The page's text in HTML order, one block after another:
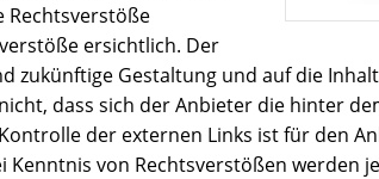
ersichtlich. Der
zukünftige Gestaltung und auf die
dass sich der Anbieter die hinter
der externen Links ist für den
Kenntnis von Rechtsverstößen werden